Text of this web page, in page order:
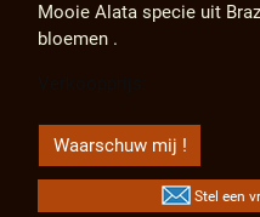
Mooie Alata specie uit
bloemen .
Waarschuw mij !
Stel een